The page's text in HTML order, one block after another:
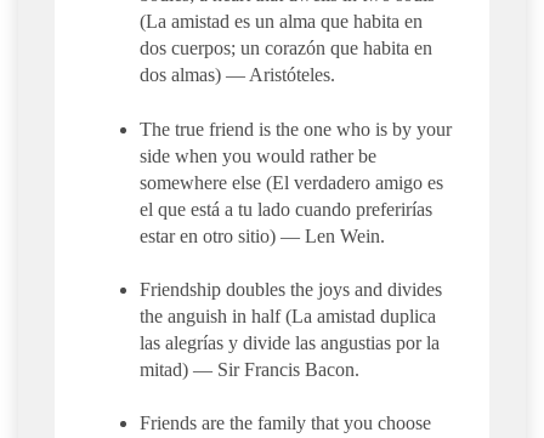
(La amistad es un alma que habita en
dos cuerpos; un corazón que habita en
dos almas) — Aristóteles.
The true friend is the one who is by your
side when you would rather be
somewhere else (El verdadero amigo es
el que está a tu lado cuando preferirías
estar en otro sitio) — Len Wein.
Friendship doubles the joys and divides
the anguish in half (La amistad duplica
las alegrías y divide las angustias por la
mitad) — Sir Francis Bacon.
Friends are the family that you choose